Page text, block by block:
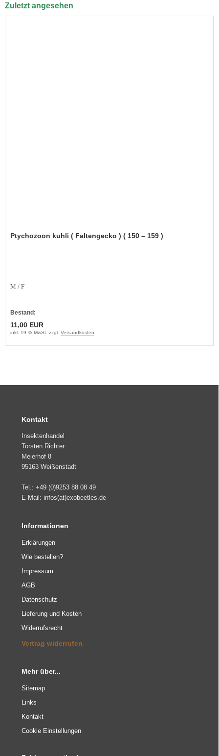
Zuletzt angesehen
Ptychozoon kuhli ( Faltengecko ) ( 150 – 159 )
M / F
Bestand:
11,00 EUR
inkl. 19 % MwSt. zzgl. Versandkosten
Kontakt
Insektenhandel
Torsten Richter
Meierhof 8
95163 Weißenstadt
Tel.: +49 (0)9253 88 08 49
E-Mail: infos(at)exobeetles.de
Informationen
Erklärungen
Wie bestellen?
Impressum
AGB
Datenschutz
Lieferung und Kosten
Widerrufsrecht
Vertrag widerrufen
Mehr über...
Sitemap
Links
Kontakt
Cookie Einstellungen